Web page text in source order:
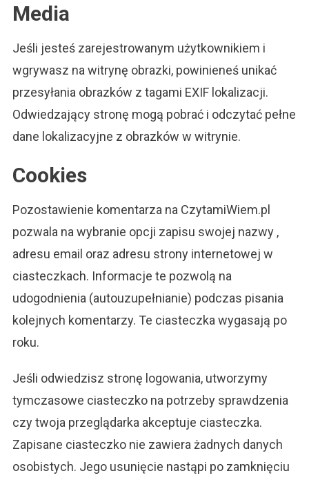
Media
Jeśli jesteś zarejestrowanym użytkownikiem i
wgrywasz na witrynę obrazki, powinieneś unikać
przesyłania obrazków z tagami EXIF lokalizacji.
Odwiedzający stronę mogą pobrać i odczytać pełne
dane lokalizacyjne z obrazków w witrynie.
Cookies
Pozostawienie komentarza na CzytamiWiem.pl
pozwala na wybranie opcji zapisu swojej nazwy ,
adresu email oraz adresu strony internetowej w
ciasteczkach. Informacje te pozwolą na
udogodnienia (autouzupełnianie) podczas pisania
kolejnych komentarzy. Te ciasteczka wygasają po
roku.
Jeśli odwiedzisz stronę logowania, utworzymy
tymczasowe ciasteczko na potrzeby sprawdzenia
czy twoja przeglądarka akceptuje ciasteczka.
Zapisane ciasteczko nie zawiera żadnych danych
osobistych. Jego usunięcie nastąpi po zamknięciu